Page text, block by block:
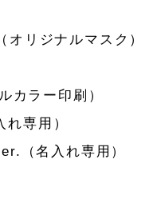
オリジナルマスク）
カラー印刷）
専用）
（名入れ専用）